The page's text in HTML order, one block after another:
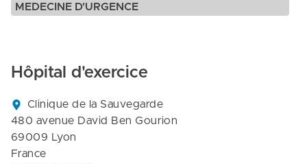
MEDECINE D'URGENCE
Hôpital d'exercice
Clinique de la Sauvegarde
480 avenue David Ben Gourion
69009 Lyon
France